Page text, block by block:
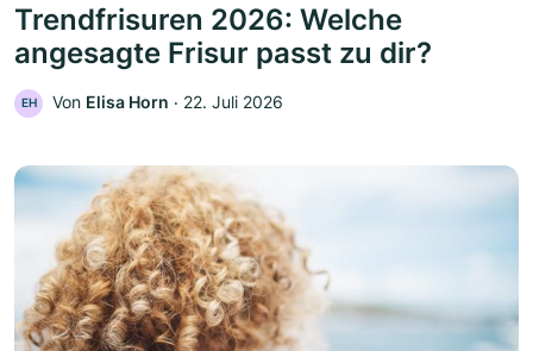
Trendfrisuren 2026: Welche
angesagte Frisur passt zu dir?
EH Von Elisa Horn ‧ 22. Juli 2026